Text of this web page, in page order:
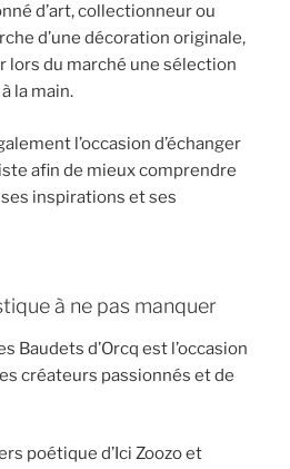
d’art, collectionneur ou
d’une décoration originale,
lors du marché une sélection
la main.
l’occasion d’échanger
afin de mieux comprendre
inspirations et ses
à ne pas manquer
Baudets d’Orcq est l’occasion
créateurs passionnés et de
poétique d’Ici Zoozo et